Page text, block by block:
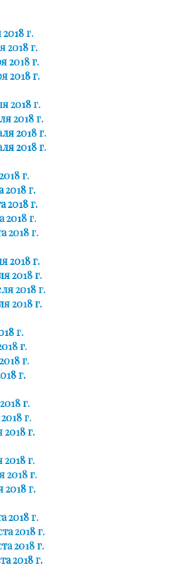
г.
2018 г.
2018 г.
2018 г.
2018 г.
2018 г.
2018 г.
2018 г.
г.
г.
2018 г.
2018 г.
2018 г.
2018 г.
2018 г.
2018 г.
2018 г.
г.
г.
г.
г.
г.
г.
г.
г.
2018 г.
г.
2018 г.
2018 г.
2018 г.
2018 г.